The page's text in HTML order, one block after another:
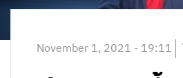
November 1, 2021 - 19:11